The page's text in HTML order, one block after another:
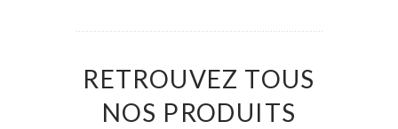
RETROUVEZ TOUS
NOS PRODUITS